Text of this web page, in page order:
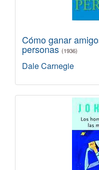
Cómo ganar
personas (1936)
Dale Carnegie